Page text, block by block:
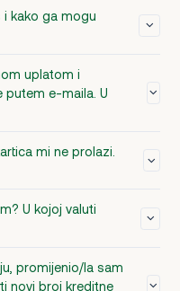
kako ga mogu
uplatom i
e-maila. U
mi ne prolazi.
U kojoj valuti
promijenio/la sam
novi broj kreditne